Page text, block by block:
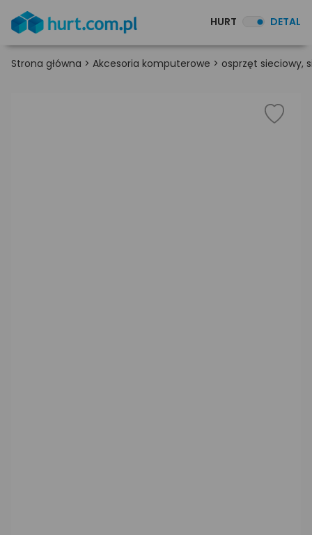
HURT DETAL
Strona główna > Akcesoria komputerowe > osprzęt sieciowy,